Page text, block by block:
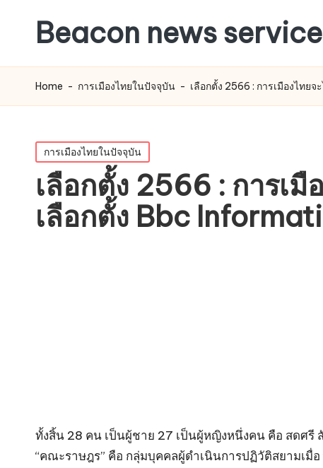
Beacon news service
Home - การเมืองไทยในปัจจุบัน - เลือกตั้ง 2566 : การเมืองไทย
Posted
in
การเมืองไทยในปัจจุบัน
เลือกตั้ง 2566 : การเมื
เลือกตั้ง Bbc
ทั้งสิ้น 28 คน เป็นผู้ชาย 27 เป็นผู้หญิงหนึ่งคน คือ สดศรี
“คณะราษฎร” คือ กลุ่มบุคคลผู้ดำเนินการปฏิวัติสยามเมื่